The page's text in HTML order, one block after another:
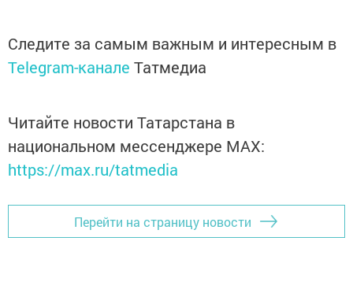
Следите за самым важным и интересным в
Telegram-канале Татмедиа
Читайте новости Татарстана в
национальном мессенджере MАХ:
https://max.ru/tatmedia
Перейти на страницу новости